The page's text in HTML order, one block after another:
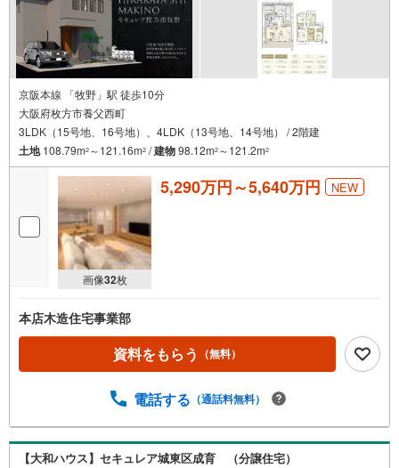
京阪本線 「牧野」駅 徒歩10分
大阪府枚方市養父西町
3LDK（15号地、16号地）、4LDK（13号地、14号地） / 2階建
土地108.79m2 ～121.16m2 /建物98.12m2 ～121.2m2
画像32枚
5,290万円～5,640万円 NEW
本店木造住宅事業部
資料をもらう （無料）
電話する （通話料無料）
【大和ハウス】セキュレア城東区成育 （分譲住宅）